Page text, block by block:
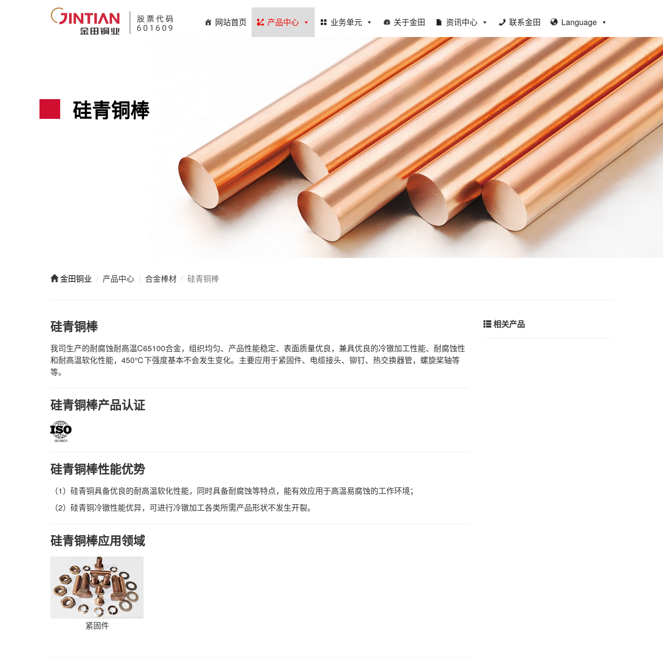
网站首页 产品中心 业务单元 关于金田 资讯中心 联系金田 Language
硅青铜棒
HHHHH
金田铜业 产品中心 合金棒材 硅青铜棒
硅青铜棒
我司生产的耐腐蚀耐高温C65100合金，组织均匀、产品性能稳定、表面质量优良，兼具优良的冷镦加工性能、耐腐蚀性
和耐高温软化性能，450℃下强度基本不会发生变化。主要应用于紧固件、电缆接头、铆钉、热交换器管，螺旋桨轴等
等。
硅青铜棒产品认证
硅青铜棒性能优势
（1）硅青铜具备优良的耐高温软化性能，同时具备耐腐蚀等特点，能有效应用于高温易腐蚀的工作环境；
（2）硅青铜冷镦性能优异，可进行冷镦加工各类所需产品形状不发生开裂。
硅青铜棒应用领域
紧固件
相关产品